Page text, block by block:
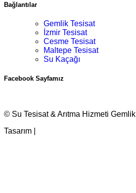
Bağlantılar
Gemlik Tesisat
İzmir Tesisat
Cesme Tesisat
Maltepe Tesisat
Su Kaçağı
Facebook Sayfamız
© Su Tesisat & Arıtma Hizmeti Gemlik
Tasarım |